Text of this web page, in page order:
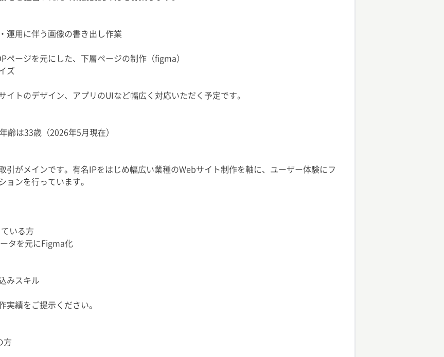
運用に伴う画像の書き出し作業
ページを元にした、下層ページの制作（figma）
ズ
トのデザイン、アプリのUIなど幅広く対応いただく予定です。
齢は33歳（2026年5月現在）
引がメインです。有名IPをはじめ幅広い業種のWebサイト制作を軸に、ユーザー体験にフ
ョンを行っています。
いる方
タを元にFigma化
みスキル
績をご提示ください。
方